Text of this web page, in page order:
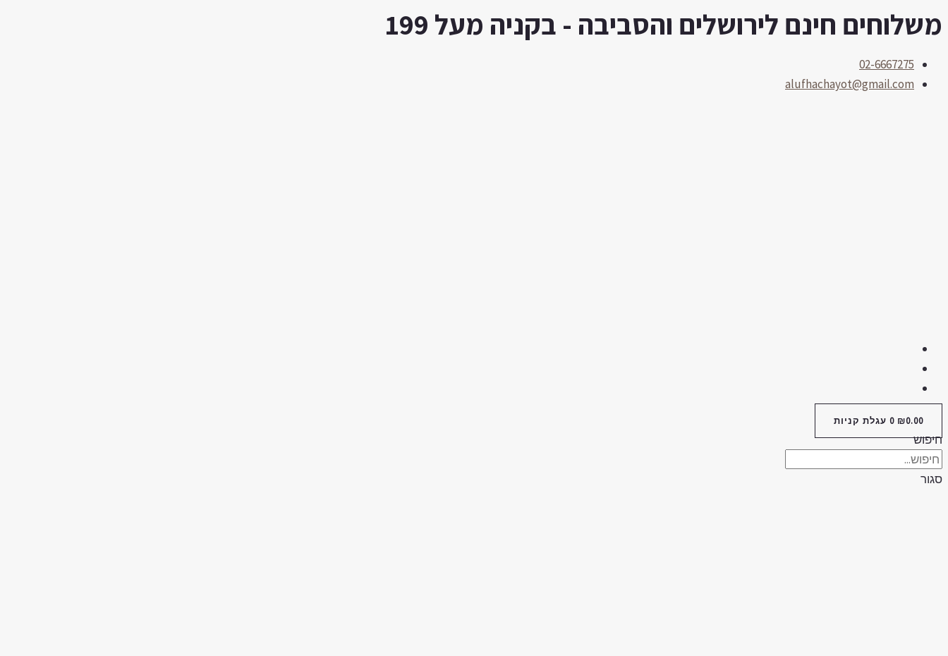
דילוג
לתוכן
משלוחים חינם לירושלים והסביבה - בקניה מעל 199
02-6667275
alufhachayot@gmail.com
₪0.00
0 עגלת קניות
חיפוש
סגור